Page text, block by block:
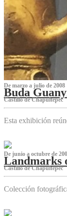
De marzo a julio de 2008
Buda
Castillo de Chapultepec
Esta exhibición
De junio a octubre de
Landmarks
Castillo de Chapultepec
Colección